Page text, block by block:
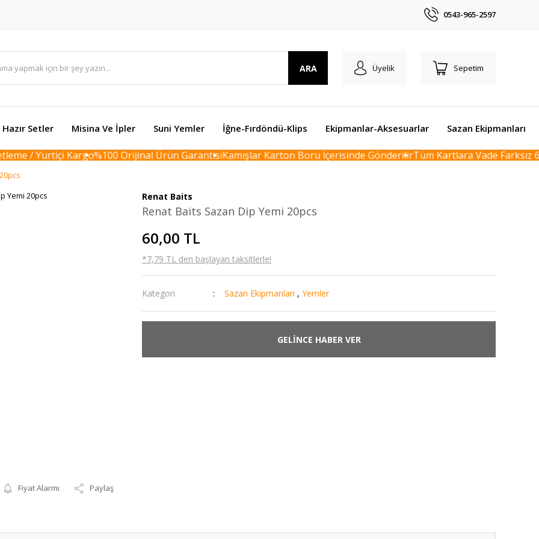
0543-965-2597
ARA Üyelik Sepetim
Hazır Setler Misina Ve İpler Suni Yemler İğne-Fırdöndü-Klips Ekipmanlar-Aksesuarlar Sazan Ekipmanları
/ Yurtiçi Kargo%100 Orijinal Ürün GarantisiKamışlar Karton Boru İçerisinde GönderilirTüm Kartlara Vade Farksız 6
Fiyat Alarmı Paylaş
Renat Baits
Renat Baits Sazan Dip Yemi 20pcs
60,00 TL
*7,79 TL den başlayan taksitlerle!
Kategori Sazan Ekipmanları , Yemler
GELİNCE HABER VER